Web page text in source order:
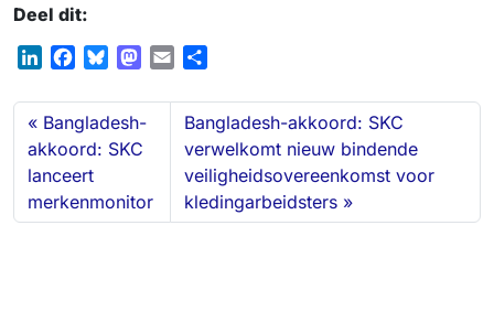
Deel dit:
n
k
e
d
I
n
c
e
b
o
o
k
u
e
s
y
M
s
t
o
o
n
a
l
e
n
Bangladesh-
akkoord: SKC
lanceert
merkenmonitor
Bangladesh-akkoord: SKC
verwelkomt nieuw bindende
veiligheidsovereenkomst voor
kledingarbeidsters